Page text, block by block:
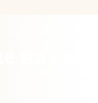
на